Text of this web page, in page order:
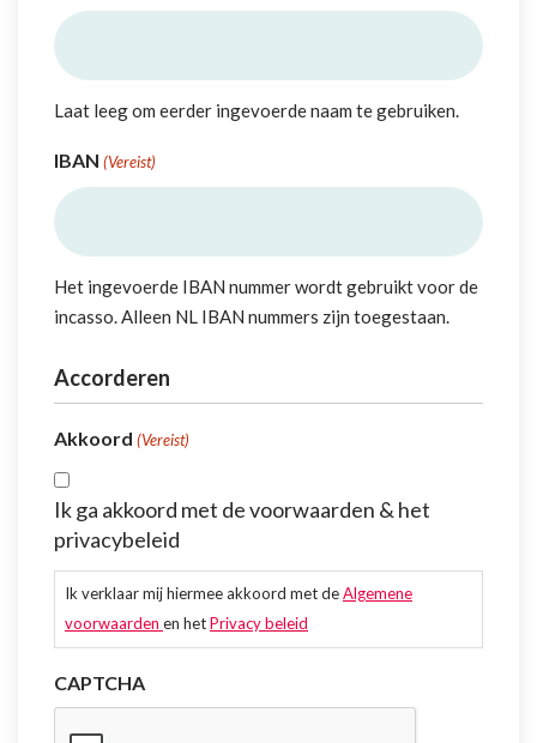
Laat leeg om eerder ingevoerde naam te gebruiken.
IBAN (Vereist)
Het ingevoerde IBAN nummer wordt gebruikt voor de
incasso. Alleen NL IBAN nummers zijn toegestaan.
Accorderen
Akkoord (Vereist)
Ik ga akkoord met de voorwaarden & het
privacybeleid
Ik verklaar mij hiermee akkoord met deAlgemene
voorwaarden en hetPrivacy beleid
CAPTCHA